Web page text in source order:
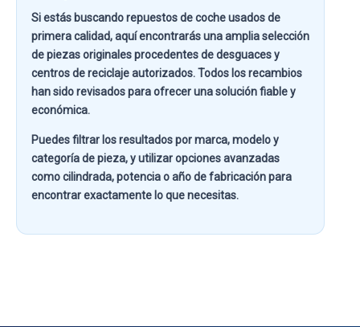
Si estás buscandorepuestos de coche usados de
primera calidad, aquí encontrarás una amplia selección
de piezas originales procedentes de desguaces y
centros de reciclaje autorizados. Todos los recambios
han sido revisados para ofrecer una solución fiable y
económica.
Puedes filtrar los resultados pormarca, modelo y
categoría de pieza, y utilizar opciones avanzadas
comocilindrada, potencia o año de fabricaciónpara
encontrar exactamente lo que necesitas.